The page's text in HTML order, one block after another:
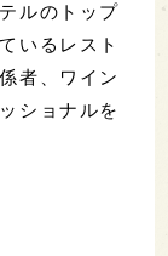
ルのトップ
いるレスト
者、ワイン
ショナルを